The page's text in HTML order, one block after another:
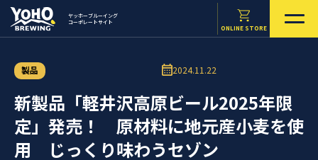
ヤッホーブルーイング
コーポレートサイト
ONLINE STORE
製品 2024.11.22
新製品「軽井沢高原ビール2025年限
定」発売！ 原材料に地元産小麦を使
用 じっくり味わうセゾン